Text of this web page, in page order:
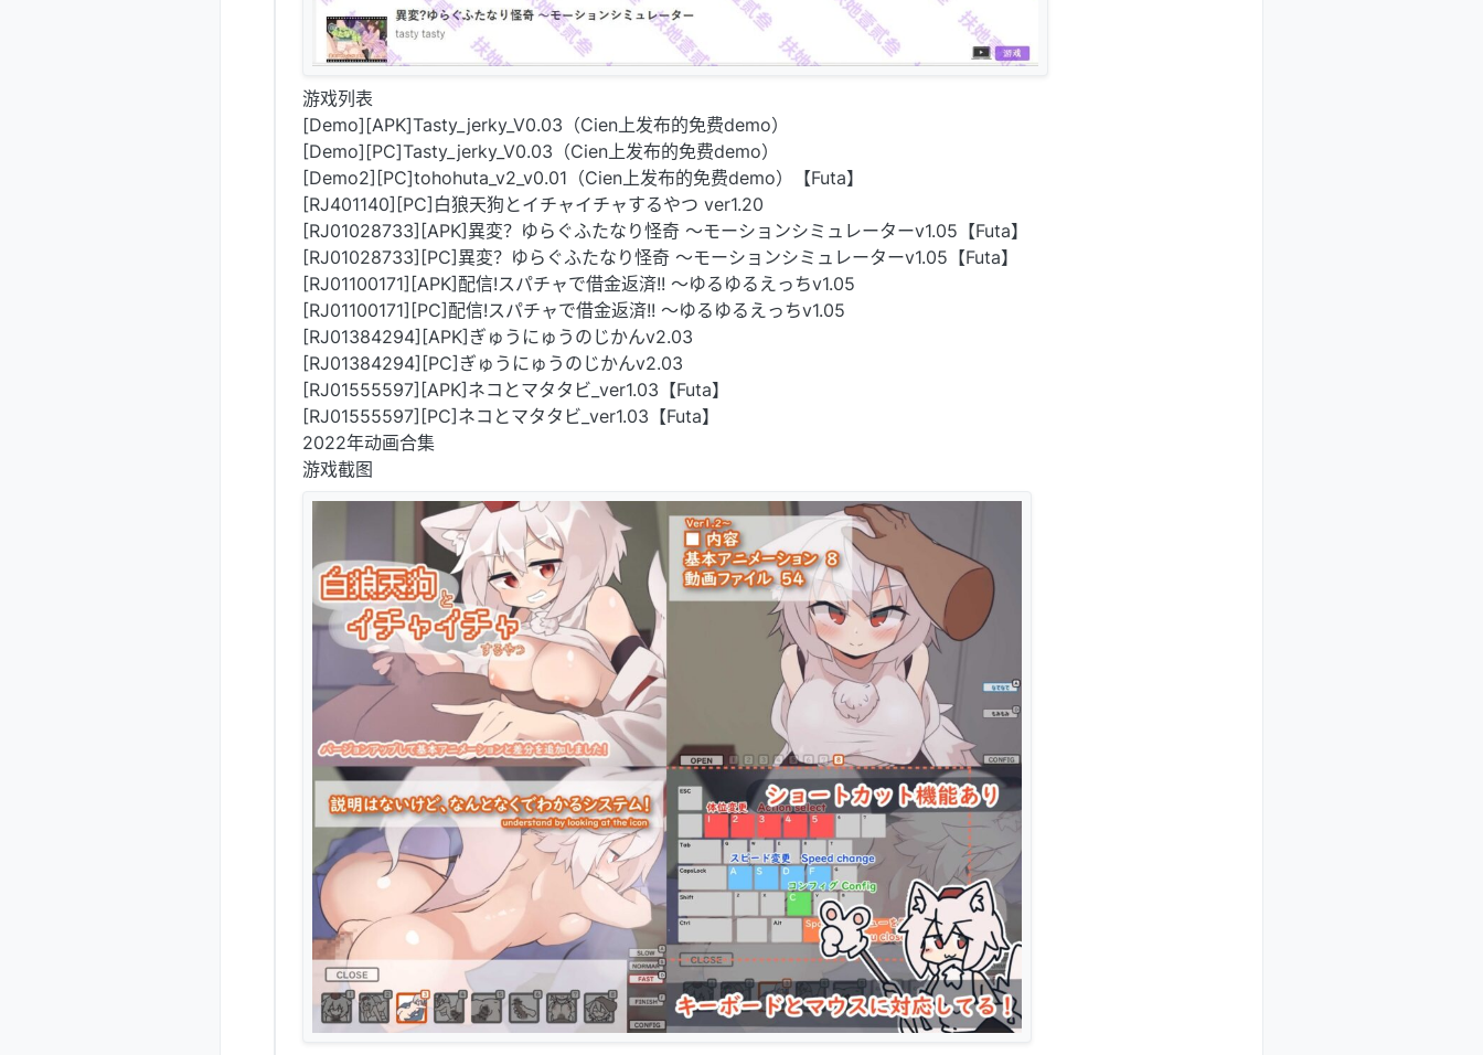
游戏列表
[Demo][APK]Tasty_jerky_V0.03（Cien上发布的免费demo）
[Demo][PC]Tasty_jerky_V0.03（Cien上发布的免费demo）
[Demo2][PC]tohohuta_v2_v0.01（Cien上发布的免费demo）【Futa】
[RJ401140][PC]白狼天狗とイチャイチャするやつ ver1.20
[RJ01028733][APK]異変？ゆらぐふたなり怪奇 ～モーションシミュレーターv1.05【Futa】
[RJ01028733][PC]異変？ゆらぐふたなり怪奇 ～モーションシミュレーターv1.05【Futa】
[RJ01100171][APK]配信!スパチャで借金返済!! ～ゆるゆるえっちv1.05
[RJ01100171][PC]配信!スパチャで借金返済!! ～ゆるゆるえっちv1.05
[RJ01384294][APK]ぎゅうにゅうのじかんv2.03
[RJ01384294][PC]ぎゅうにゅうのじかんv2.03
[RJ01555597][APK]ネコとマタタビ_ver1.03【Futa】
[RJ01555597][PC]ネコとマタタビ_ver1.03【Futa】
2022年动画合集
游戏截图